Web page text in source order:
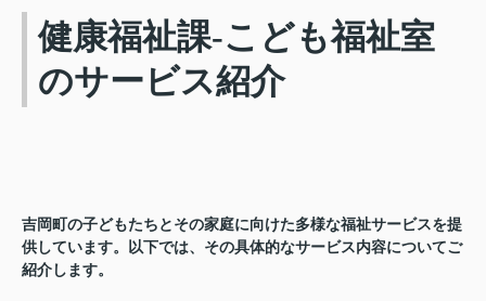
健康福祉課-こども福祉室
のサービス紹介
吉岡町の子どもたちとその家庭に向けた多様な福祉サービスを提
供しています。以下では、その具体的なサービス内容についてご
紹介します。